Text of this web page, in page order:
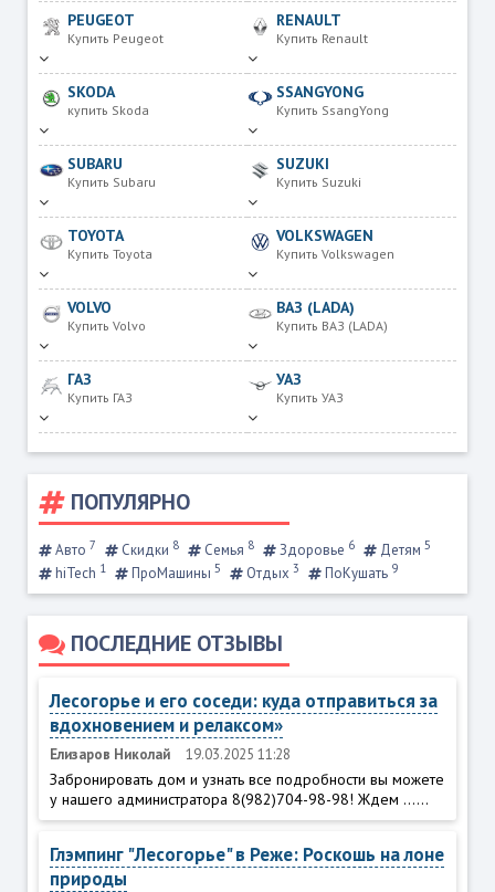
PEUGEOT
Купить Peugeot
RENAULT
Купить Renault
SKODA
купить Skoda
SSANGYONG
Купить SsangYong
SUBARU
Купить Subaru
SUZUKI
Купить Suzuki
TOYOTA
Купить Toyota
VOLKSWAGEN
Купить Volkswagen
VOLVO
Купить Volvo
ВАЗ (LADA)
Купить ВАЗ (LADA)
ГАЗ
Купить ГАЗ
УАЗ
Купить УАЗ
ПОПУЛЯРНО
Авто 7 Скидки 8 Семья 8 Здоровье 6 Детям 5
hiTech 1 ПроМашины 5 Отдых 3 ПоКушать 9
ПОСЛЕДНИЕ ОТЗЫВЫ
Лесогорье и его соседи: куда отправиться за
вдохновением и релаксом»
Елизаров Николай 19.03.2025 11:28
Забронировать дом и узнать все подробности вы можете
у нашего администратора 8(982)704-98-98! Ждем ......
Глэмпинг "Лесогорье" в Реже: Роскошь на лоне
природы